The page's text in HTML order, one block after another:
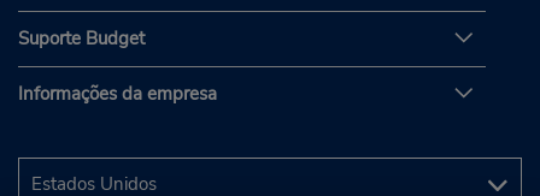
Suporte Budget
Informações da empresa